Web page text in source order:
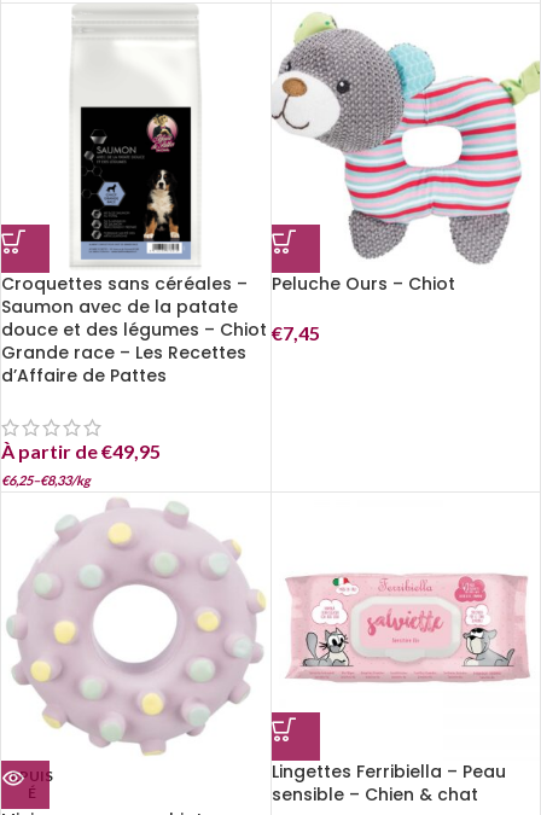
Croquettes sans céréales –
Saumon avec de la patate
douce et des légumes – Chiot
Grande race – Les Recettes
d’Affaire de Pattes
À partir de€49,95
€6,25–€8,33/kg
Peluche Ours – Chiot
€7,45
EPUIS
É
Lingettes Ferribiella – Peau
sensible – Chien & chat